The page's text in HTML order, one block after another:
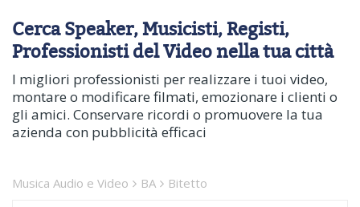
Cerca Speaker, Musicisti, Registi,
Professionisti del Video nella tua città
I migliori professionisti per realizzare i tuoi video,
montare o modificare filmati, emozionare i clienti o
gli amici. Conservare ricordi o promuovere la tua
azienda con pubblicità efficaci
Musica Audio e Video BA Bitetto